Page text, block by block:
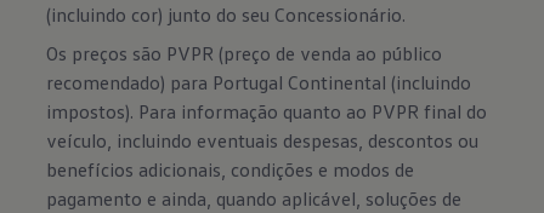
(incluindo cor) junto do seu Concessionário.
Os preços são PVPR (preço de venda ao público
recomendado) para Portugal Continental (incluindo
impostos). Para informação quanto ao PVPR final do
veículo, incluindo eventuais despesas, descontos ou
benefícios adicionais, condições e modos de
pagamento e ainda, quando aplicável, soluções de